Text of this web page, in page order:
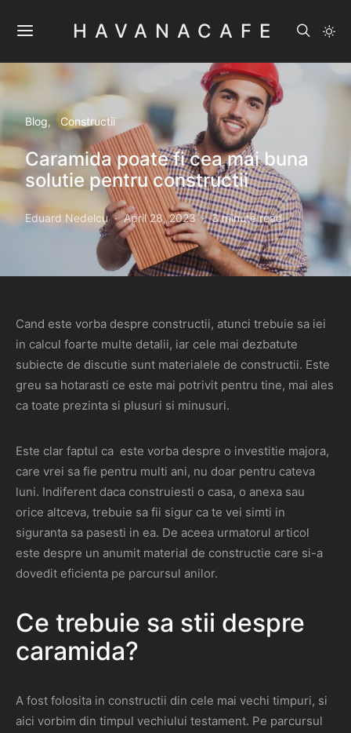
HAVANACAFE
Blog Constructii
Caramida poate fi cea mai buna
solutie pentru constructii
Eduard Nedelcu April 28, 2023 3 minute read
Cand este vorba despre constructii, atunci trebuie sa iei
in calcul foarte multe detalii, iar cele mai dezbatute
subiecte de discutie sunt materialele de constructii. Este
greu sa hotarasti ce este mai potrivit pentru tine, mai ales
ca toate prezinta si plusuri si minusuri.
Este clar faptul ca este vorba despre o investitie majora,
care vrei sa fie pentru multi ani, nu doar pentru cateva
luni. Indiferent daca construiesti o casa, o anexa sau
orice altceva, trebuie sa fii sigur ca te vei simti in
siguranta sa pasesti in ea. De aceea urmatorul articol
este despre un anumit material de constructie care si-a
dovedit eficienta pe parcursul anilor.
Ce trebuie sa stii despre
caramida?
A fost folosita in constructii din cele mai vechi timpuri, si
aici vorbim din timpul vechiului testament. Pe parcursul